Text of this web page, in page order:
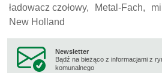
ładowacz czołowy,
Metal-Fach,
New Holland
Newsletter
Bądź na bieżąco z informacjami z
komunalnego